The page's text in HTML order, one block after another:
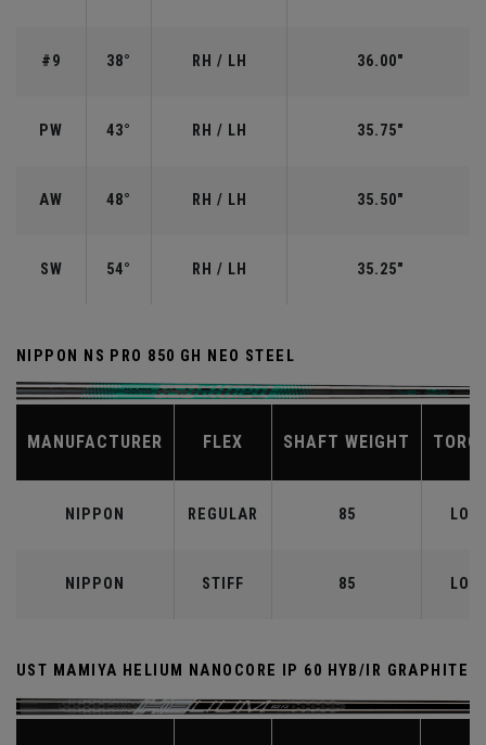
#9 38° RH / LH 36.00"
PW 43° RH / LH 35.75"
AW 48° RH / LH 35.50"
SW 54° RH / LH 35.25"
NIPPON NS PRO 850 GH NEO STEEL
MANUFACTURER FLEX SHAFT WEIGHT
NIPPON REGULAR 85 LOW
NIPPON STIFF 85 LOW
UST MAMIYA HELIUM NANOCORE IP 60 HYB/IR GRAPHITE